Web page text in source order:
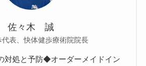
佐々木 誠
代表、快体健歩療術院院長
対処と予防◆オーダーメイドイン